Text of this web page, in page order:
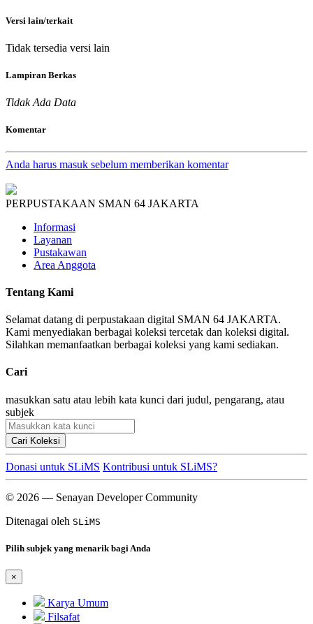
Versi lain/terkait
Tidak tersedia versi lain
Lampiran Berkas
Tidak Ada Data
Komentar
Anda harus masuk sebelum memberikan komentar
PERPUSTAKAAN SMAN 64 JAKARTA
Informasi
Layanan
Pustakawan
Area Anggota
Tentang Kami
Selamat datang di perpustakaan digital SMAN 64 JAKARTA.
Kami menyediakan berbagai koleksi tercetak dan koleksi digital.
Silahkan memanfaatkan berbagai koleksi yang kami sediakan.
Cari
masukkan satu atau lebih kata kunci dari judul, pengarang, atau
subjek
Cari Koleksi
Donasi untuk SLiMS Kontribusi untuk SLiMS?
© 2026 — Senayan Developer Community
Ditenagai oleh SLiMS
Pilih subjek yang menarik bagi Anda
×
Karya Umum
Filsafat